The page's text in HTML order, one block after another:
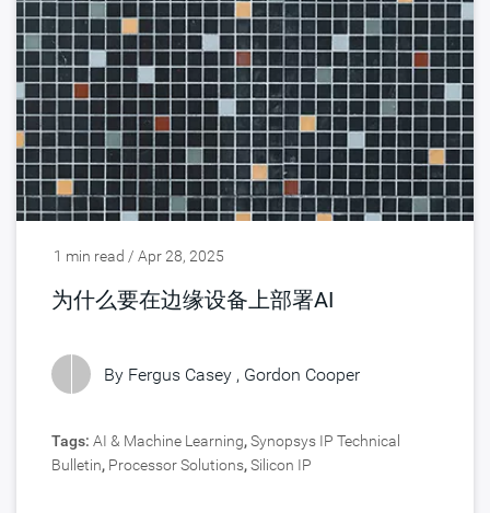
1 min read / Apr 28, 2025
为什么要在边缘设备上部署AI
By Fergus Casey , Gordon Cooper
Tags: AI & Machine Learning,Synopsys IP Technical
Bulletin, Processor Solutions,Silicon IP